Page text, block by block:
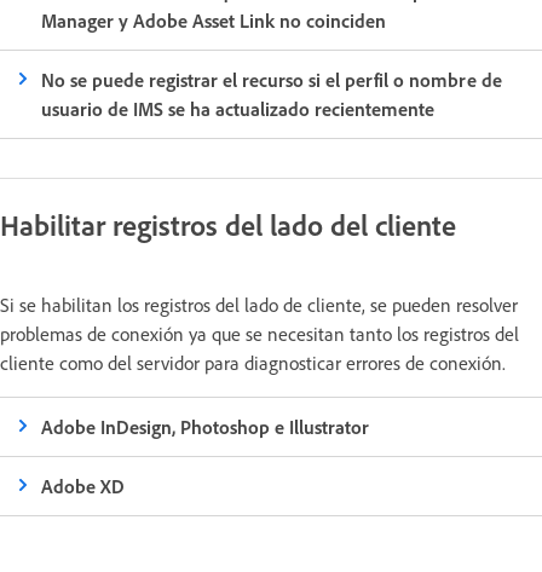
Manager y Adobe Asset Link no coinciden
No se puede registrar el recurso si el perfil o nombre de
usuario de IMS se ha actualizado recientemente
Habilitar registros del lado del cliente
Si se habilitan los registros del lado de cliente, se pueden resolver
problemas de conexión ya que se necesitan tanto los registros del
cliente como del servidor para diagnosticar errores de conexión.
Adobe InDesign, Photoshop e Illustrator
Adobe XD